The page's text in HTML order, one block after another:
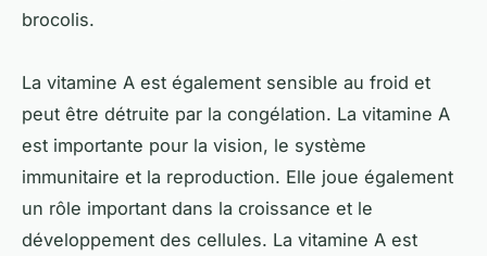
brocolis.
La vitamine A est également sensible au froid et
peut être détruite par la congélation. La vitamine A
est importante pour la vision, le système
immunitaire et la reproduction. Elle joue également
un rôle important dans la croissance et le
développement des cellules. La vitamine A est